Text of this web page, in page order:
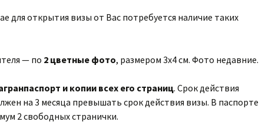
для открытия визы от Вас потребуется наличие таких
— по 2 цветные фото, размером 3х4 см. Фото недавние.
и копии всех его страниц. Срок действия
на 3 месяца превышать срок действия визы. В паспорте
2 свободных странички.